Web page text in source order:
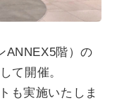
ANNEX5階）の
て開催。
も実施いたしま